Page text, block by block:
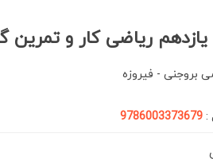
ریاضی کار و تمرین
بروجنی - فیروزه
:
9786003373679